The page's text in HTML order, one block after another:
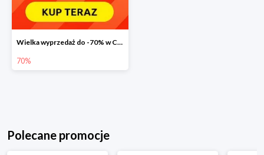
Wielka wyprzedaż do -70% w Carrefour
70%
Polecane promocje